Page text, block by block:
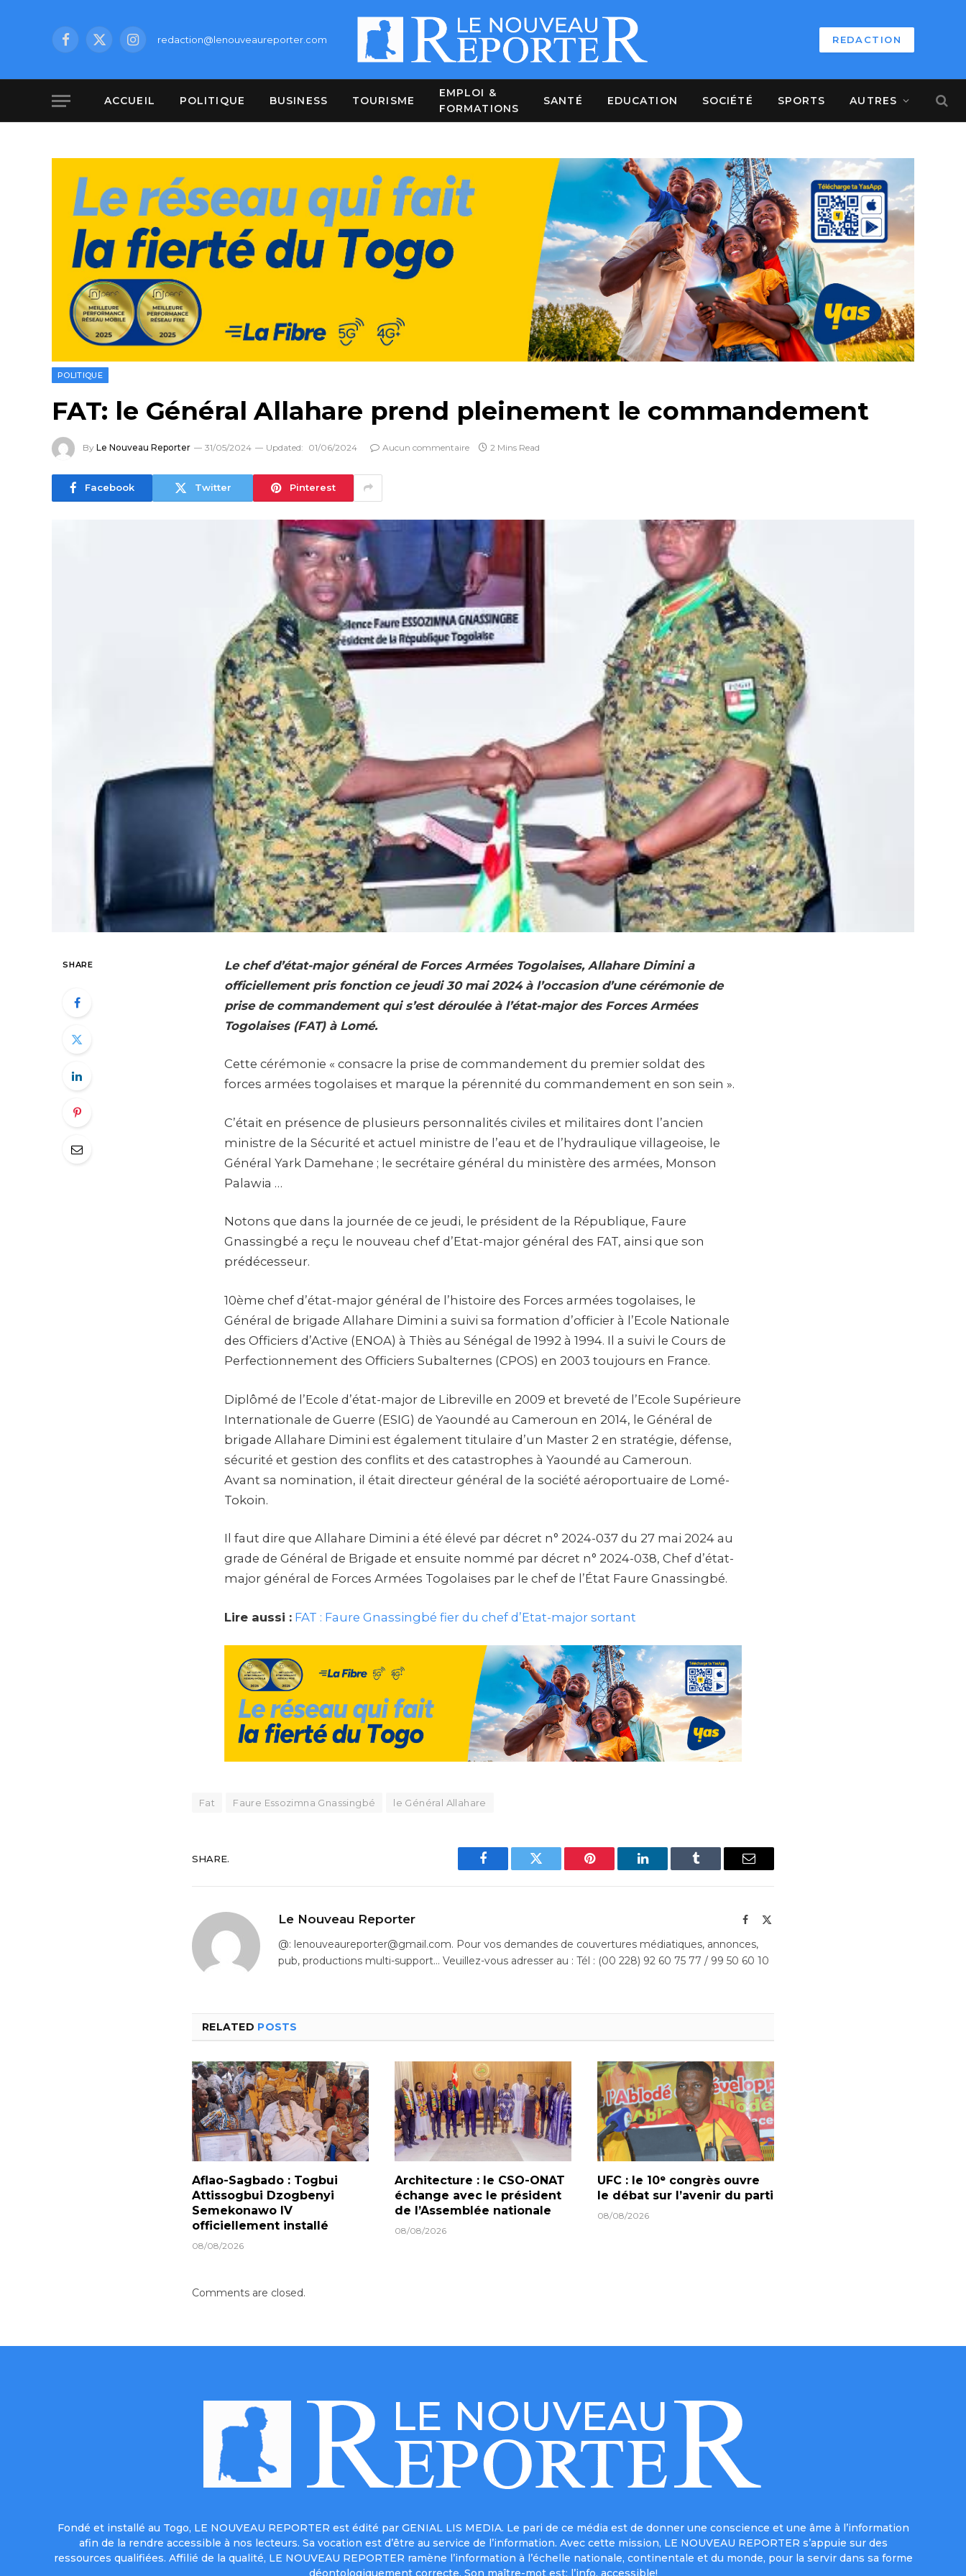
Facebook
X
Instagramredaction@lenouveaureporter.com REDACTION
ACCUEIL POLITIQUE BUSINESS TOURISME
EMPLOI &
FORMATIONS
SANTÉ EDUCATION SOCIÉTÉ SPORTS AUTRES
POLITIQUE
FAT: le Général Allahare prend pleinement le commandement
By Le Nouveau Reporter 31/05/2024 Updated: 01/06/2024 Aucun commentaire 2 Mins Read
Facebook Twitter Pinterest
SHARE
Le chef d’état-major général de Forces Armées Togolaises, Allahare Dimini a
officiellement pris fonction ce jeudi 30 mai 2024 à l’occasion d’une cérémonie de
prise de commandement qui s’est déroulée à l’état-major des Forces Armées
Togolaises (FAT) à Lomé.
Cette cérémonie « consacre la prise de commandement du premier soldat des
forces armées togolaises et marque la pérennité du commandement en son sein ».
C’était en présence de plusieurs personnalités civiles et militaires dont l’ancien
ministre de la Sécurité et actuel ministre de l’eau et de l’hydraulique villageoise, le
Général Yark Damehane ; le secrétaire général du ministère des armées, Monson
Palawia …
Notons que dans la journée de ce jeudi, le président de la République, Faure
Gnassingbé a reçu le nouveau chef d’Etat-major général des FAT, ainsi que son
prédécesseur.
10ème chef d’état-major général de l’histoire des Forces armées togolaises, le
Général de brigade Allahare Dimini a suivi sa formation d’officier à l’Ecole Nationale
des Officiers d’Active (ENOA) à Thiès au Sénégal de 1992 à 1994. Il a suivi le Cours de
Perfectionnement des Officiers Subalternes (CPOS) en 2003 toujours en France.
Diplômé de l’Ecole d’état-major de Libreville en 2009 et breveté de l’Ecole Supérieure
Internationale de Guerre (ESIG) de Yaoundé au Cameroun en 2014, le Général de
brigade Allahare Dimini est également titulaire d’un Master 2 en stratégie, défense,
sécurité et gestion des conflits et des catastrophes à Yaoundé au Cameroun.
Avant sa nomination, il était directeur général de la société aéroportuaire de Lomé-
Tokoin.
Il faut dire que Allahare Dimini a été élevé par décret n° 2024-037 du 27 mai 2024 au
grade de Général de Brigade et ensuite nommé par décret n° 2024-038, Chef d’état-
major général de Forces Armées Togolaises par le chef de l’État Faure Gnassingbé.
Lire aussi : FAT : Faure Gnassingbé fier du chef d’Etat-major sortant
Fat Faure Essozimna Gnassingbé le Général Allahare
SHARE.
Facebook Twitter Pinterest LinkedIn Tumblr Email
Le Nouveau Reporter Facebook
@: lenouveaureporter@gmail.com. Pour vos demandes de couvertures médiatiques, annonces,
pub, productions multi-support… Veuillez-vous adresser au : Tél : (00 228) 92 60 75 77 / 99 50 60 10
RELATED POSTS
Aflao-Sagbado : Togbui
Attissogbui Dzogbenyi
Semekonawo IV
officiellement installé
08/08/2026
Architecture : le CSO-ONAT
échange avec le président
de l’Assemblée nationale
08/08/2026
UFC : le 10ᵉ congrès ouvre
le débat sur l’avenir du parti
08/08/2026
Comments are closed.
Fondé et installé au Togo, LE NOUVEAU REPORTER est édité par GENIAL LIS MEDIA. Le pari de ce média est de donner une conscience et une âme à l’information
afin de la rendre accessible à nos lecteurs. Sa vocation est d’être au service de l’information. Avec cette mission, LE NOUVEAU REPORTER s’appuie sur des
ressources qualifiées. Affilié de la qualité, LE NOUVEAU REPORTER ramène l’information à l’échelle nationale, continentale et du monde, pour la servir dans sa forme
déontologiquement correcte. Son maître-mot est: l’info, accessible!